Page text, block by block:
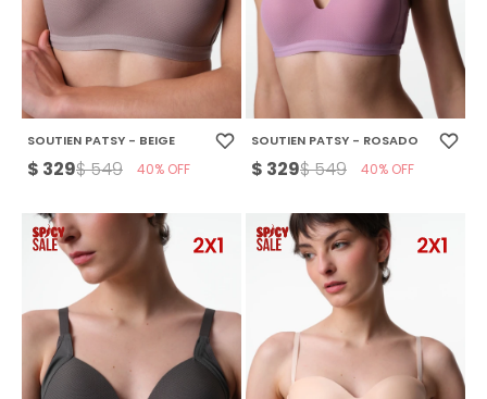
SOUTIEN PATSY - BEIGE
$ 329$549 40
SOUTIEN PATSY - ROSADO
$ 329$549 40